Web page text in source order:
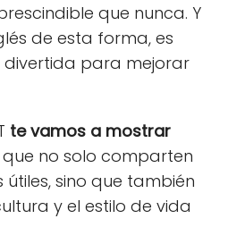
que nunca. Y
de esta forma, es
para mejorar
te vamos a mostrar
que no solo comparten
útiles, sino que también
y el estilo de vida